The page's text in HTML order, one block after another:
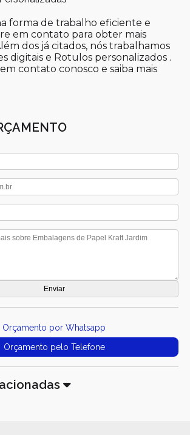
forma de trabalho eficiente e
em contato para obter mais
dos já citados, nós trabalhamos
digitais e Rotulos personalizados .
contato conosco e saiba mais
Orçamento por Whatsapp
Orçamento pelo Telefone